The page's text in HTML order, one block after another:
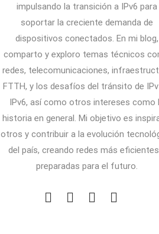
impulsando la transición a IPv6 para
soportar la creciente demanda de
dispositivos conectados. En mi blog,
comparto y exploro temas técnicos
redes, telecomunicaciones,
FTTH, y los desafíos del tránsito de
IPv6, así como otros intereses como
historia en general. Mi objetivo es
otros y contribuir a la evolución
del país, creando redes más
preparadas para el futuro.